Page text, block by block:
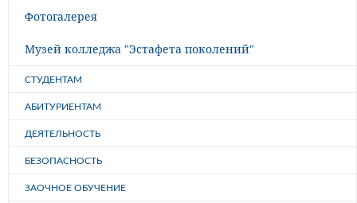
Фотогалерея
Музей колледжа "Эстафета поколений"
СТУДЕНТАМ
АБИТУРИЕНТАМ
ДЕЯТЕЛЬНОСТЬ
БЕЗОПАСНОСТЬ
ЗАОЧНОЕ ОБУЧЕНИЕ